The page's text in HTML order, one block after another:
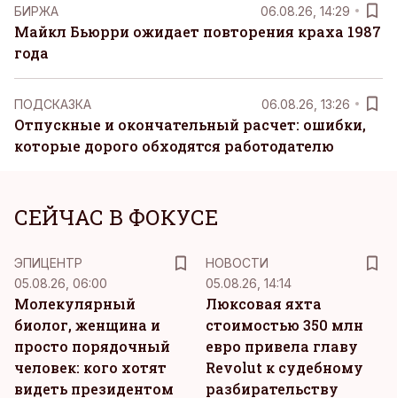
БИРЖА 06.08.26, 14:29
Майкл Бьюрри ожидает повторения краха 1987
года
ПОДСКАЗКА 06.08.26, 13:26
Отпускные и окончательный расчет: ошибки,
которые дорого обходятся работодателю
СЕЙЧАС В ФОКУСЕ
ЭПИЦЕНТР
05.08.26, 06:00
Молекулярный
биолог, женщина и
просто порядочный
человек: кого хотят
видеть президентом
НОВОСТИ
05.08.26, 14:14
Люксовая яхта
стоимостью 350 млн
евро привела главу
Revolut к судебному
разбирательству